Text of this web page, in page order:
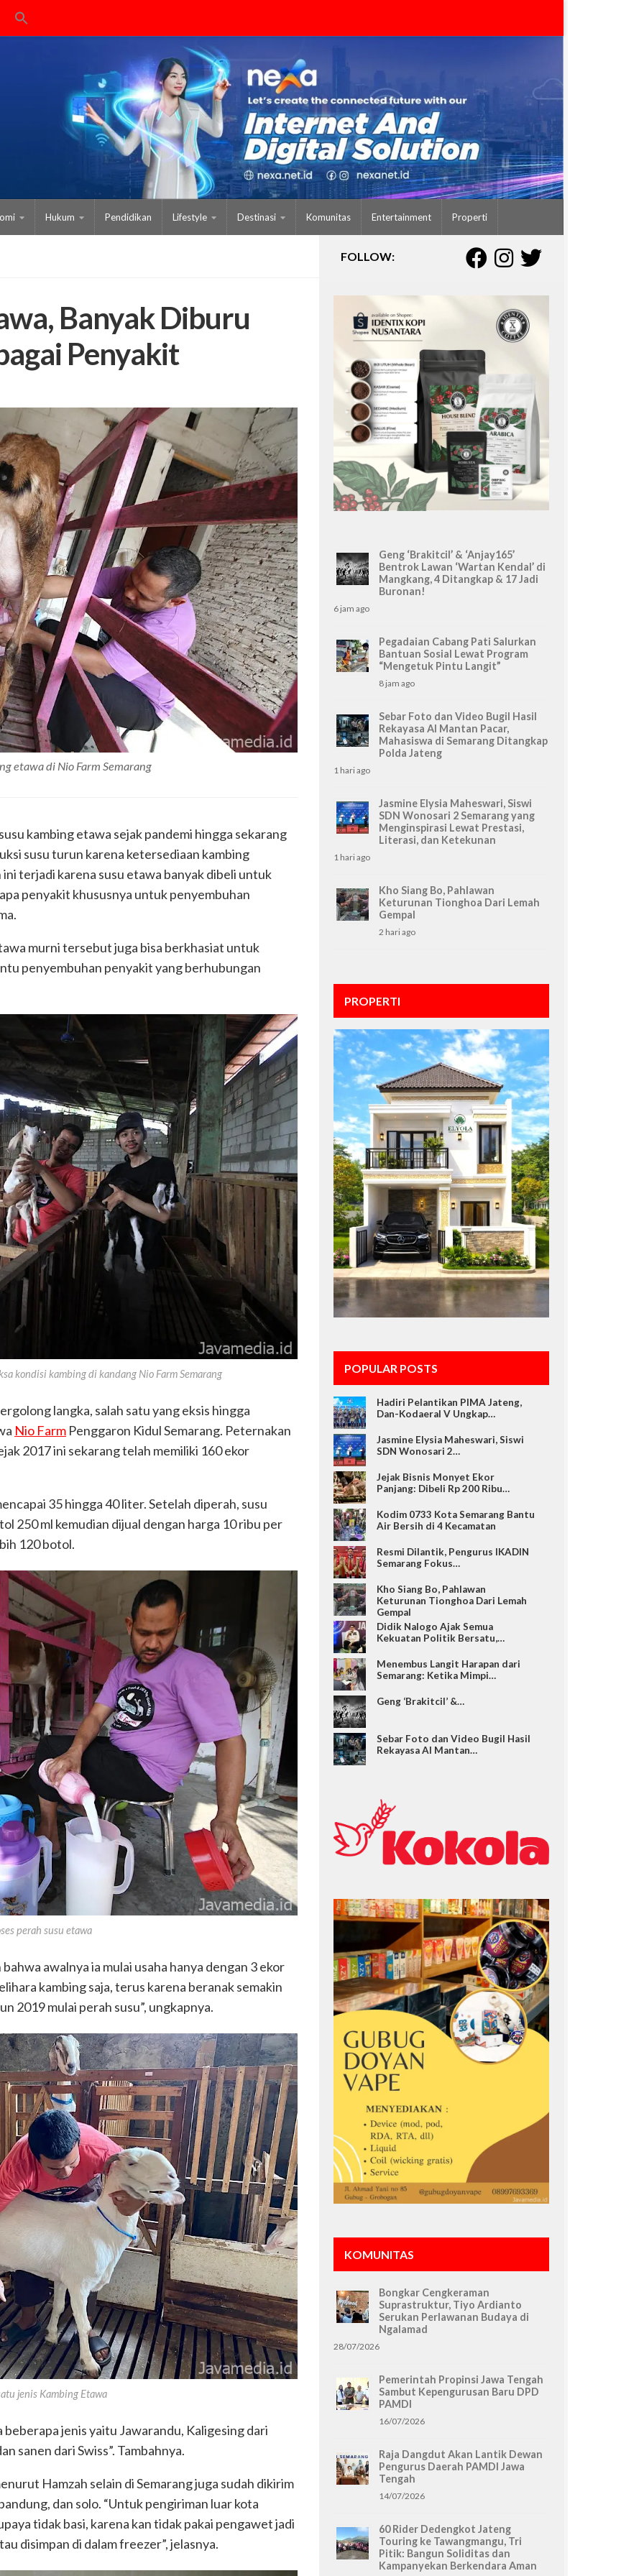
Hukum Pendidikan Lifestyle Destinasi Komunitas Entertainment Properti
Banyak Diburu
Penyakit
etawa di Nio Farm Semarang
kambing etawa sejak pandemi hingga sekarang
susu turun karena ketersediaan kambing
terjadi karena susu etawa banyak dibeli untuk
penyakit khususnya untuk penyembuhan
murni tersebut juga bisa berkhasiat untuk
penyembuhan penyakit yang berhubungan
kondisi kambing di kandang Nio Farm Semarang
langka, salah satu yang eksis hingga
Nio Farm Penggaron Kidul Semarang. Peternakan
2017 ini sekarang telah memiliki 160 ekor
35 hingga 40 liter. Setelah diperah, susu
250 ml kemudian dijual dengan harga 10 ribu per
120 botol.
perah susu etawa
awalnya ia mulai usaha hanya dengan 3 ekor
kambing saja, terus karena beranak semakin
2019 mulai perah susu”, ungkapnya.
jenis Kambing Etawa
jenis yaitu Jawarandu, Kaligesing dari
sanen dari Swiss”. Tambahnya.
Hamzah selain di Semarang juga sudah dikirim
dan solo. “Untuk pengiriman luar kota
tidak basi, karena kan tidak pakai pengawet jadi
disimpan di dalam freezer”, jelasnya.
FOLLOW:
Geng ‘Brakitcil’ & ‘Anjay165’
Bentrok Lawan ‘Wartan Kendal’ di
Mangkang, 4 Ditangkap & 17 Jadi
Buronan!
6 jam ago
Pegadaian Cabang Pati Salurkan
Bantuan Sosial Lewat Program
“Mengetuk Pintu Langit”
8 jam ago
Sebar Foto dan Video Bugil Hasil
Rekayasa AI Mantan Pacar,
Mahasiswa di Semarang Ditangkap
Polda Jateng
1 hari ago
Jasmine Elysia Maheswari, Siswi
SDN Wonosari 2 Semarang yang
Menginspirasi Lewat Prestasi,
Literasi, dan Ketekunan
1 hari ago
Kho Siang Bo, Pahlawan
Keturunan Tionghoa Dari Lemah
Gempal
2 hari ago
PROPERTI
POPULAR POSTS
Hadiri Pelantikan PIMA Jateng,
Dan-Kodaeral V Ungkap…
Jasmine Elysia Maheswari, Siswi
SDN Wonosari 2…
Jejak Bisnis Monyet Ekor
Panjang: Dibeli Rp 200 Ribu…
Kodim 0733 Kota Semarang Bantu
Air Bersih di 4 Kecamatan
Resmi Dilantik, Pengurus IKADIN
Semarang Fokus…
Kho Siang Bo, Pahlawan
Keturunan Tionghoa Dari Lemah
Gempal
Didik Nalogo Ajak Semua
Kekuatan Politik Bersatu,…
Menembus Langit Harapan dari
Semarang: Ketika Mimpi…
Geng ‘Brakitcil’ &…
Sebar Foto dan Video Bugil Hasil
Rekayasa AI Mantan…
KOMUNITAS
Bongkar Cengkeraman
Suprastruktur, Tiyo Ardianto
Serukan Perlawanan Budaya di
Ngalamad
28/07/2026
Pemerintah Propinsi Jawa Tengah
Sambut Kepengurusan Baru DPD
PAMDI
16/07/2026
Raja Dangdut Akan Lantik Dewan
Pengurus Daerah PAMDI Jawa
Tengah
14/07/2026
60 Rider Dedengkot Jateng
Touring ke Tawangmangu, Tri
Pitik: Bangun Soliditas dan
Kampanyekan Berkendara Aman